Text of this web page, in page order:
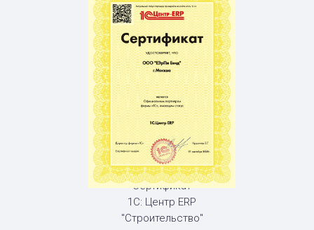
Сертификат
1С: Центр ERP
"Строительство"